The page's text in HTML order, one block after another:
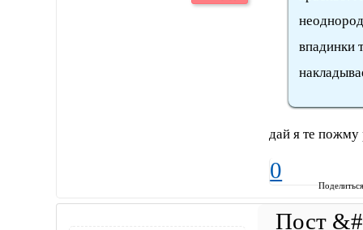
впадинки
дай я те пожму
0